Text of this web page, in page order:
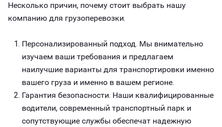
Несколько причин, почему стоит выбрать нашу
компанию для грузоперевозки.
Персонализированный подход. Мы внимательно
изучаем ваши требования и предлагаем
наилучшие варианты для транспортировки именно
вашего груза и именно в вашем регионе.
Гарантия безопасности. Наши квалифицированные
водители, современный транспортный парк и
сопутствующие службы обеспечат надежную